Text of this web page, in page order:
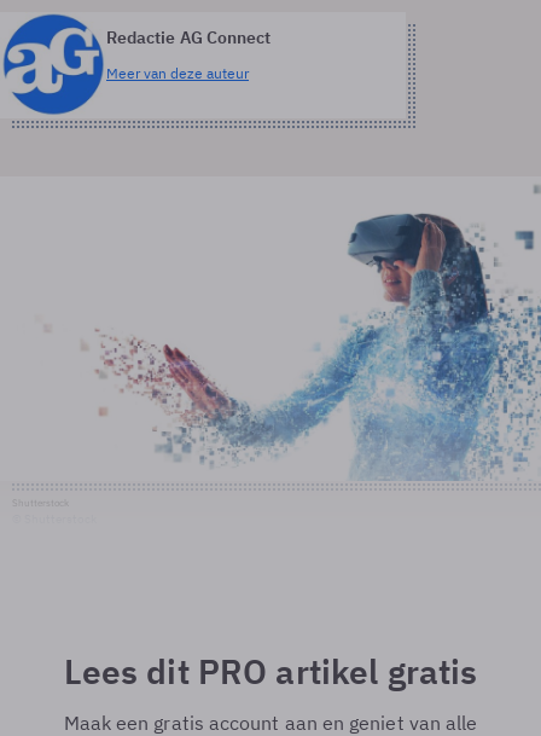
Redactie AG Connect
Meer van deze auteur
Lees dit PRO artikel gratis
Maak een gratis account aan en geniet van alle